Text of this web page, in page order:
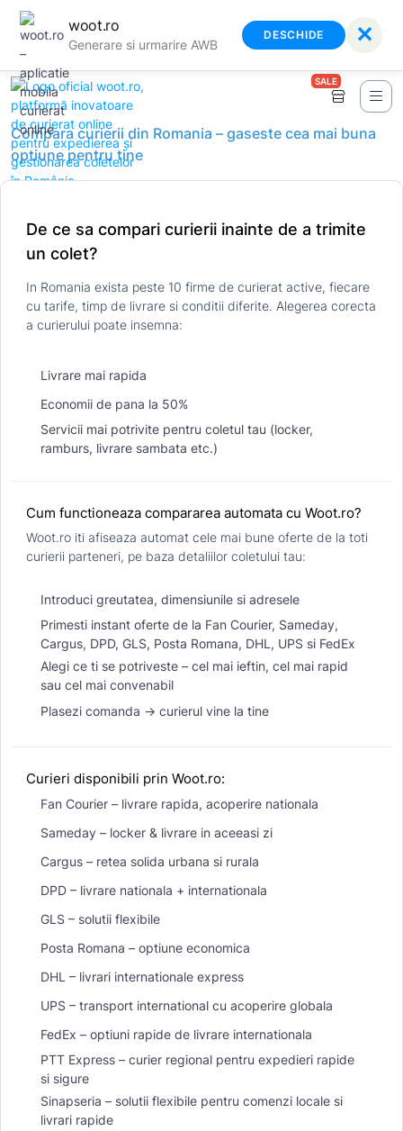
woot.ro
Generare si urmarire AWB
DESCHIDE ✕
SALE
Compara curierii din Romania – gaseste cea mai buna
optiune pentru tine
De ce sa compari curierii inainte de a trimite
un colet?
In Romania exista peste 10 firme de curierat active, fiecare
cu tarife, timp de livrare si conditii diferite. Alegerea corecta
a curierului poate insemna:
Livrare mai rapida
Economii de pana la 50%
Servicii mai potrivite pentru coletul tau (locker,
ramburs, livrare sambata etc.)
Cum functioneaza compararea automata cu Woot.ro?
Woot.ro iti afiseaza automat cele mai bune oferte de la toti
curierii parteneri, pe baza detaliilor coletului tau:
Introduci greutatea, dimensiunile si adresele
Primesti instant oferte de la Fan Courier, Sameday,
Cargus, DPD, GLS, Posta Romana, DHL, UPS si FedEx
Alegi ce ti se potriveste – cel mai ieftin, cel mai rapid
sau cel mai convenabil
Plasezi comanda → curierul vine la tine
Curieri disponibili prin Woot.ro:
Fan Courier – livrare rapida, acoperire nationala
Sameday – locker & livrare in aceeasi zi
Cargus – retea solida urbana si rurala
DPD – livrare nationala + internationala
GLS – solutii flexibile
Posta Romana – optiune economica
DHL – livrari internationale express
UPS – transport international cu acoperire globala
FedEx – optiuni rapide de livrare internationala
PTT Express – curier regional pentru expedieri rapide
si sigure
Sinapseria – solutii flexibile pentru comenzi locale si
livrari rapide